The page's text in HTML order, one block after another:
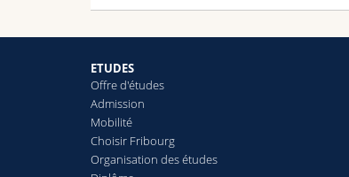
ETUDES
Offre d'études
Admission
Mobilité
Choisir Fribourg
Organisation des études